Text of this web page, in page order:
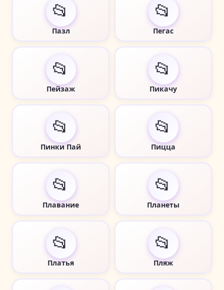
📂
Пазл
📂
Пегас
📂
Пейзаж
📂
Пикачу
📂
Пинки Пай
📂
Пицца
📂
Плавание
📂
Планеты
📂
Платья
📂
Пляж